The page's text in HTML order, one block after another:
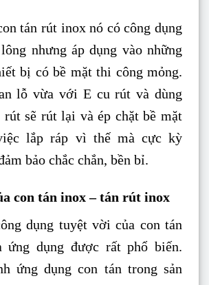
tán rút inox nó có công dụng
nhưng áp dụng vào những
bị có bề mặt thi công mỏng.
lỗ vừa với E cu rút và dùng
rút sẽ rút lại và ép chặt bề mặt
lắp ráp vì thế mà cực kỳ
bảo chắc chắn, bền bỉ.
con tán inox – tán rút inox
dụng tuyệt vời của con tán
ứng dụng được rất phổ biến.
ứng dụng con tán trong sản